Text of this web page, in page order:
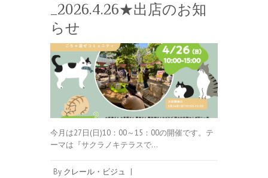
_2026.4.26★出店のお知
らせ
今月は27日(日)10：00～15：00の開催です。テ
ーマは『サクラノキテラスで…
By クレール・ビジュ
|